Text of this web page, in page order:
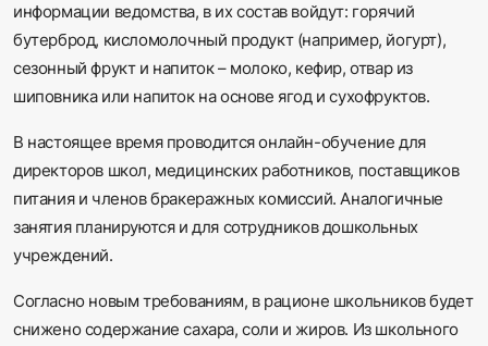
информации ведомства, в их состав войдут: горячий
бутерброд, кисломолочный продукт (например, йогурт),
сезонный фрукт и напиток – молоко, кефир, отвар из
шиповника или напиток на основе ягод и сухофруктов.
В настоящее время проводится онлайн-обучение для
директоров школ, медицинских работников, поставщиков
питания и членов бракеражных комиссий. Аналогичные
занятия планируются и для сотрудников дошкольных
учреждений.
Согласно новым требованиям, в рационе школьников будет
снижено содержание сахара, соли и жиров. Из школьного